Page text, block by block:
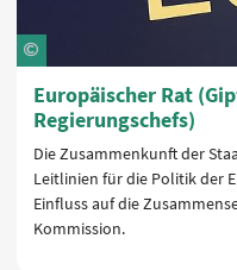
Europäischer Rat
Regierungschefs)
Die Zusammenkunft der
Leitlinien für die Politik der
Einfluss auf die
Kommission.